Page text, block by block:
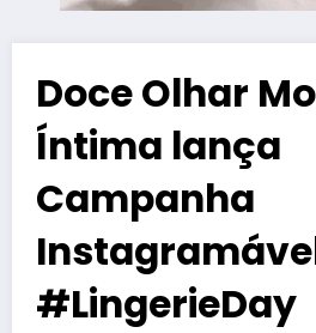
Doce Olhar
Íntima lança
Campanha
#LingerieDay